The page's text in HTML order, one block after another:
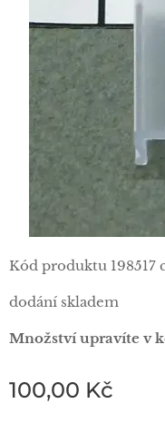
Kód produktu 198517
dodání skladem
Množství upravíte v
100,00 Kč